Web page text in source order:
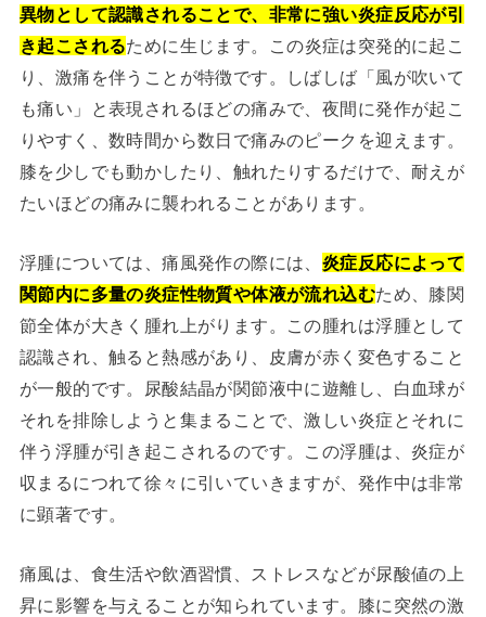
異物として認識されることで、非常に強い炎症反応が引
き起こされるために生じます。この炎症は突発的に起こ
り、激痛を伴うことが特徴です。しばしば「風が吹いて
も痛い」と表現されるほどの痛みで、夜間に発作が起こ
りやすく、数時間から数日で痛みのピークを迎えます。
膝を少しでも動かしたり、触れたりするだけで、耐えが
たいほどの痛みに襲われることがあります。
浮腫については、痛風発作の際には、 炎症反応によって
関節内に多量の炎症性物質や体液が流れ込むため、膝関
節全体が大きく腫れ上がります。この腫れは浮腫として
認識され、触ると熱感があり、皮膚が赤く変色すること
が一般的です。尿酸結晶が関節液中に遊離し、白血球が
それを排除しようと集まることで、激しい炎症とそれに
伴う浮腫が引き起こされるのです。この浮腫は、炎症が
収まるにつれて徐々に引いていきますが、発作中は非常
に顕著です。
痛風は、食生活や飲酒習慣、ストレスなどが尿酸値の上
昇に影響を与えることが知られています。膝に突然の激